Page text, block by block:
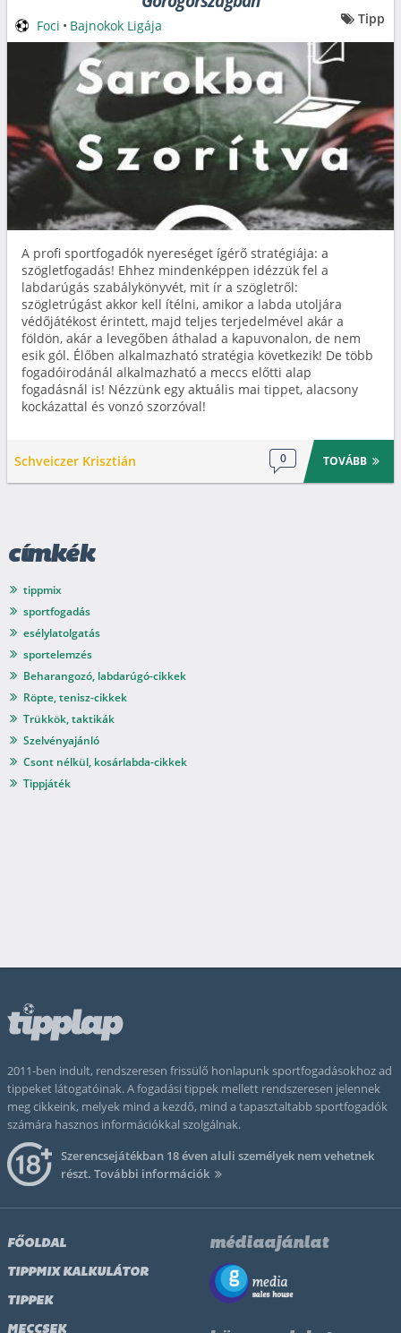
A profi sportfogadók nyereséget ígérő stratégiája: a
szögletfogadás! Ehhez mindenképpen idézzük fel a
labdarúgás szabálykönyvét, mit ír a szögletről:
szögletrúgást akkor kell ítélni, amikor a labda utoljára
védőjátékost érintett, majd teljes terjedelmével akár a
földön, akár a levegőben áthalad a kapuvonalon, de nem
esik gól. Élőben alkalmazható stratégia következik! De több
fogadóirodánál alkalmazható a meccs előtti alap
fogadásnál is! Nézzünk egy aktuális mai tippet, alacsony
kockázattal és vonzó szorzóval!
Schveiczer Krisztián 0 TOVÁBB
Foci • Bajnokok Ligája Tipp
címkék
tippmix
sportfogadás
esélylatolgatás
sportelemzés
Beharangozó, labdarúgó-cikkek
Röpte, tenisz-cikkek
Trükkök, taktikák
Szelvényajánló
Csont nélkül, kosárlabda-cikkek
Tippjáték
2011-ben indult, rendszeresen frissülő honlapunk sportfogadásokhoz ad
tippeket látogatóinak. A fogadási tippek mellett rendszeresen jelennek
meg cikkeink, melyek mind a kezdő, mind a tapasztaltabb sportfogadók
számára hasznos információkkal szolgálnak.
Szerencsejátékban 18 éven aluli személyek nem vehetnek
részt. További információk
FŐOLDAL
TIPPMIX KALKULÁTOR
TIPPEK
MECCSEK
médiaajánlat